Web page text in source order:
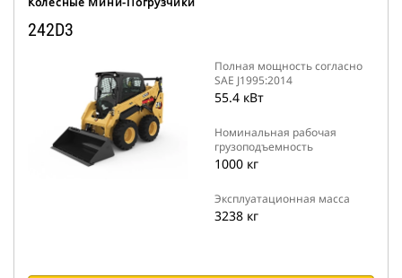
242D3
Полная мощность согласно
SAE J1995:2014
55.4 кВт
Номинальная рабочая
грузоподъемность
1000 кг
Эксплуатационная масса
3238 кг